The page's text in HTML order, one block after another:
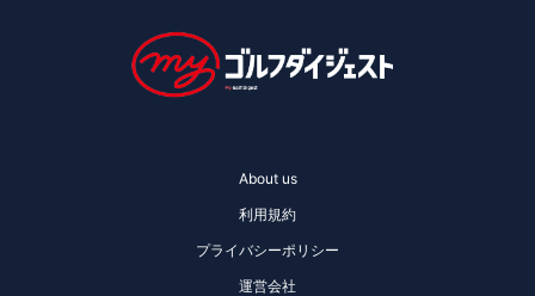
About us
利用規約
プライバシーポリシー
運営会社